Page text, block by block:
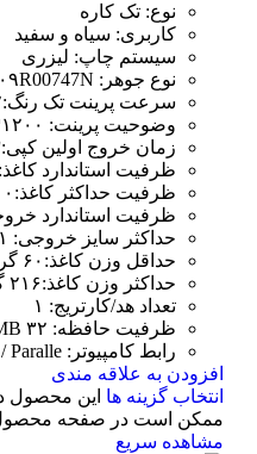
نوع: تک کاره
کاربری: سیاه و سفید
سیستم چاپ: لیزری
نوع جوهر: ۱۰۹R00747N
سرعت پرینت تک رنگ:۲۲ برگ در دقیقه
وضوحیت پرینت: ۱۲۰۰*۱۲۰۰ DPI
زمان خروج اولین کپی:۳ ثانیه
ظرفیت استاندارد کاغذ:۳۰۰ برگ
ظرفیت حداکثر کاغذ:۳۰۰ برگ
ظرفیت استاندارد
حداکثر سایز خروجی: ۱
حداقل وزن کاغذ:۶۰ گرم
حداکثر وزن کاغذ:۲۱۶ گرم
تعداد هد/کارتریج: ۱
ظرفیت حافظه: ۳۲ MB
رابط کامپیوتر: USB 2.0 / Paralle
افزودن به علاقه مندی
انتخاب گزینه ها این محصول
ممکن است در صفحه محصول
مشاهده سریع